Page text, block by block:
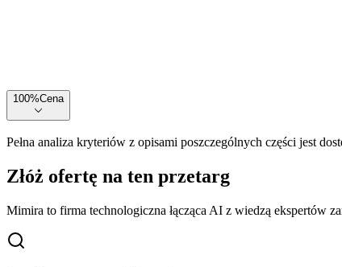
100%Cena
Pełna analiza kryteriów z opisami poszczególnych części jest
Złóż ofertę na ten przetarg
Mimira to firma technologiczna łącząca AI z wiedzą ekspertów